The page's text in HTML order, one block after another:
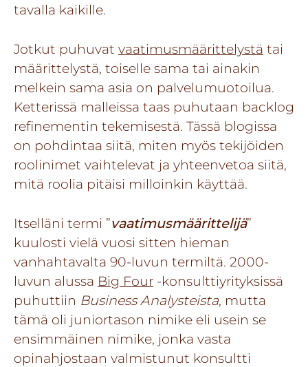
tavalla kaikille.
Jotkut puhuvat vaatimusmäärittelystä tai
määrittelystä, toiselle sama tai ainakin
melkein sama asia on palvelumuotoilua.
Ketterissä malleissa taas puhutaan backlog
refinementin tekemisestä. Tässä blogissa
on pohdintaa siitä, miten myös tekijöiden
roolinimet vaihtelevat ja yhteenvetoa siitä,
mitä roolia pitäisi milloinkin käyttää.
Itselläni termi ”vaatimusmäärittelijä”
kuulosti vielä vuosi sitten hieman
vanhahtavalta 90-luvun termiltä. 2000-
luvun alussa Big Four -konsulttiyrityksissä
puhuttiin Business Analysteista, mutta
tämä oli juniortason nimike eli usein se
ensimmäinen nimike, jonka vasta
opinahjostaan valmistunut konsultti